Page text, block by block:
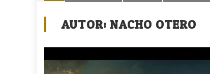
AUTOR:NACHO OTERO